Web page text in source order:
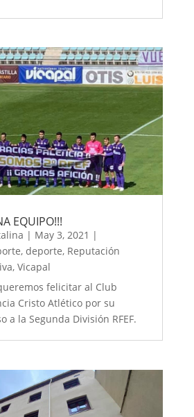
EQUIPO!!!
| May 3, 2021 |
, deporte, Reputación
, Vicapal
felicitar al Club
Cristo Atlético por su
a la Segunda División RFEF.